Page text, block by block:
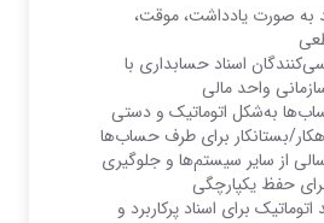
به صورت یادداشت، موقت،
اسناد حسابداری با
واحد مالی
به‌شکل اتوماتیک و دستی
بستانکار برای طرف حساب‌ها
از سایر سیستم‌‌ها و جلوگیری
برای حفظ یکپارچگی
برای اسناد پرکاربرد و